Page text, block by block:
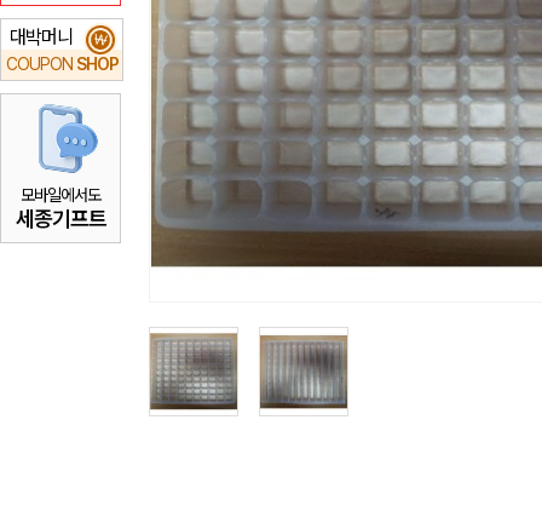
대박머니
COUPON SHOP
₩
모바일에서도
세종기프트